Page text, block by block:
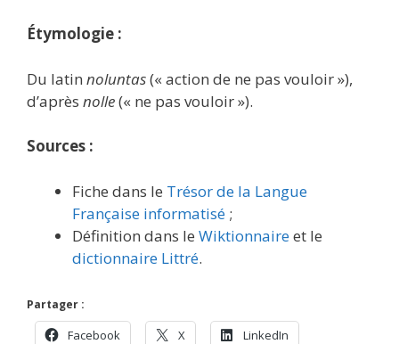
Étymologie :
Du latin noluntas(« action de ne pas vouloir »),
d’après nolle(« ne pas vouloir »).
Sources :
Fiche dans le Trésor de la Langue
Française informatisé ;
Définition dans le Wiktionnaireet le
dictionnaire Littré.
Partager :
Facebook X LinkedIn